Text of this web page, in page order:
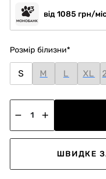
від 1085 грн/
Розмір білизни*
S M L XL
ШВИДКЕ